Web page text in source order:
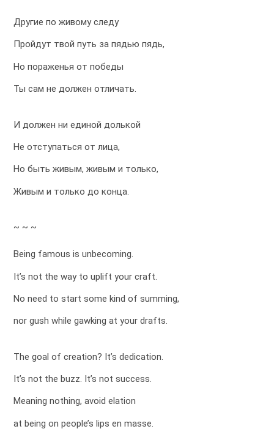
Другие по живому следу
Пройдут твой путь за пядью пядь,
Но пораженья от победы
Ты сам не должен отличать.
И должен ни единой долькой
Не отступаться от лица,
Но быть живым, живым и только,
Живым и только до конца.
~ ~ ~
Being famous is unbecoming.
It’s not the way to uplift your craft.
No need to start some kind of summing,
nor gush while gawking at your drafts.
The goal of creation? It’s dedication.
It’s not the buzz. It’s not success.
Meaning nothing, avoid elation
at being on people’s lips en masse.